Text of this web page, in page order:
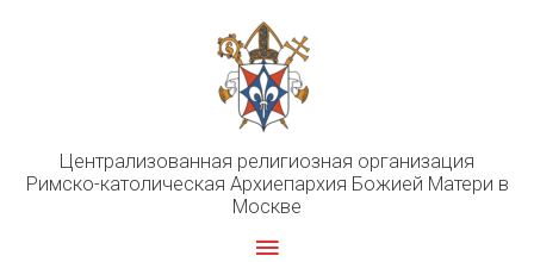
Централизованная религиозная организация
Римско-католическая Архиепархия Божией Матери в
Москве
Главное